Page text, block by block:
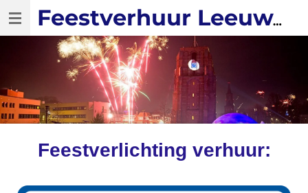
Ga
hoofdinhoud
Feestverhuur Leeuwarden
Feestverlichting verhuur: